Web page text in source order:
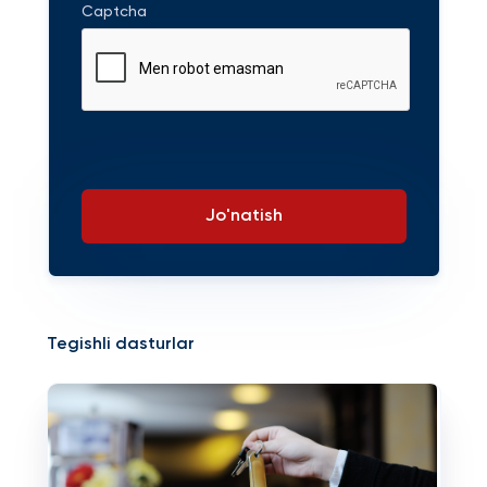
Captcha
Jo'natish
Tegishli dasturlar